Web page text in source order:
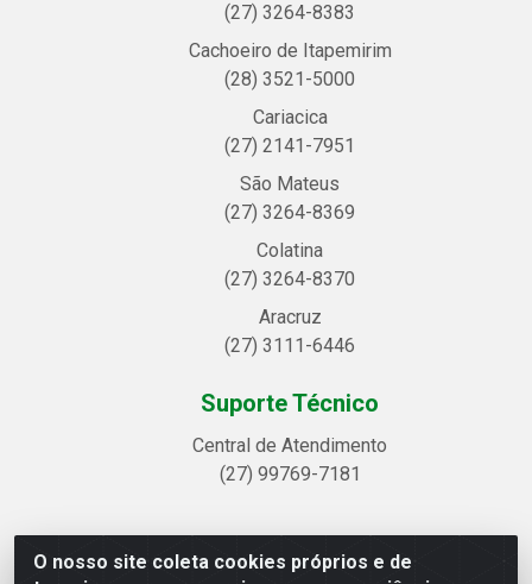
O nosso site coleta cookies próprios e de
(27) 3264-8383
Cachoeiro de Itapemirim
(28) 3521-5000
Cariacica
(27) 2141-7951
São Mateus
(27) 3264-8369
Colatina
(27) 3264-8370
Aracruz
(27) 3111-6446
Suporte Técnico
Central de Atendimento
(27) 99769-7181
Linhavix Distribuidora LTDA - Avenida Alegre, 2521 -